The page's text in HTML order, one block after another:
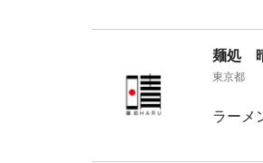
麺処
東京都
ラーメ